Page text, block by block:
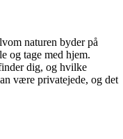
naturen byder på
og tage med hjem.
dig, og hvilke
være privatejede, og det